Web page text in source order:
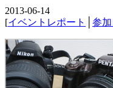
2013-06-14
[イベントレポート 参加